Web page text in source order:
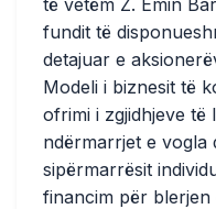
të vetëm Z. Emin
fundit të
detajuar e
Modeli i biznesit të
ofrimi i zgjidhjeve
ndërmarrjet e vogla
sipërmarrësit
financim për blerjen